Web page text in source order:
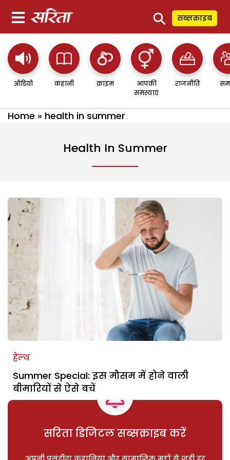
⚲ सब्सक्राइब
ऑडियो कहानी क्राइम
आपकी
समस्याएं
राजनीति
Home » health in summer
Health In Summer
हेल्थ
Summer Special: इस मौसम में होने वाली
बीमारियों से ऐसे बचें
सरिता डिजिटल सब्सक्राइब करें